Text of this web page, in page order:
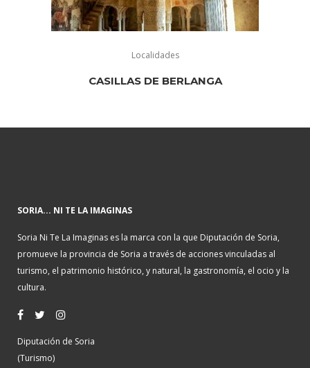
Localidades
CASILLAS DE BERLANGA
SORIA... NI TE LA IMAGINAS
Soria Ni Te La Imaginas es la marca con la que Diputación de Soria,
promueve la provincia de Soria a través de acciones vinculadas al
turismo, el patrimonio histórico, y natural, la gastronomía, el ocio y la
cultura.
Diputación de Soria
(Turismo)